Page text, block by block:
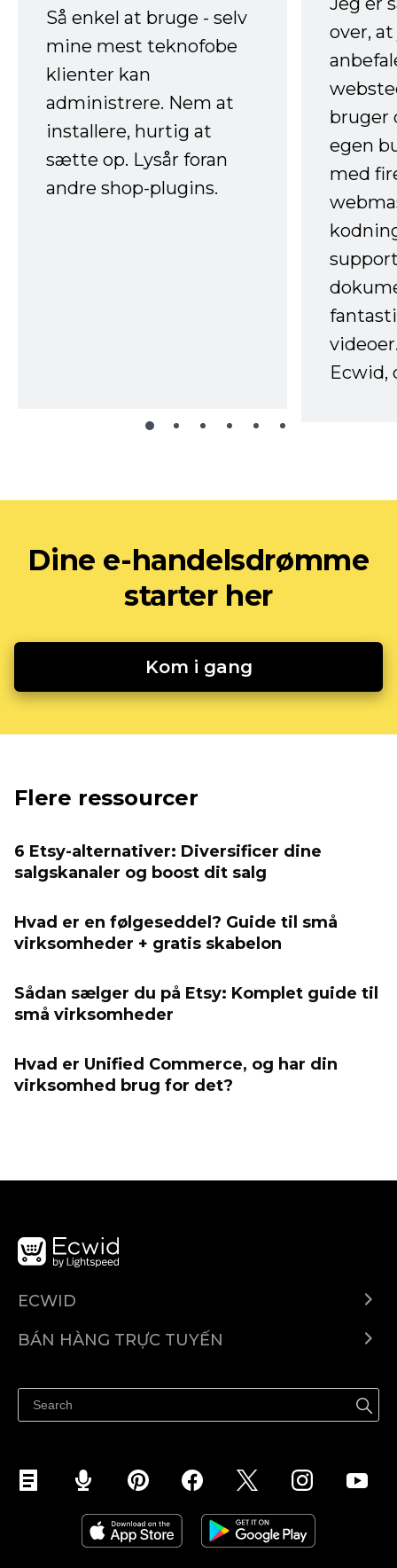
Så enkel at bruge - selv
mine mest teknofobe
klienter kan
administrere. Nem at
installere, hurtig at
sætte op. Lysår foran
andre shop-plugins.
over,
bruger
egen
med
Ecwid,
Dine e-handelsdrømme
starter her
Kom i gang
Flere ressourcer
6 Etsy-alternativer: Diversificer dine
salgskanaler og boost dit salg
Hvad er en følgeseddel? Guide til små
virksomheder + gratis skabelon
Sådan sælger du på Etsy: Komplet guide til
små virksomheder
Hvad er Unified Commerce, og har din
virksomhed brug for det?
ECWID
Trung tâm trợ giúp
BÁN HÀNG TRỰC TUYẾN
Quảng bá ở bất cứ đâu
Kiểm soát mọi thứ